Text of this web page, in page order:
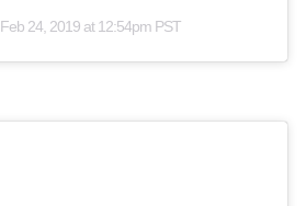
Feb 24, 2019 at 12:54pm PST